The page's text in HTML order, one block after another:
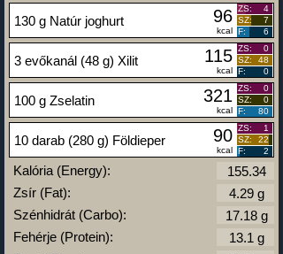
130 g Natúr joghurt 96
kcal
ZS:
4
SZ:
7
F:
6
3 evőkanál (48 g) Xilit 115
kcal
ZS:
0
SZ:
48
F:
0
100 g Zselatin 321
kcal
ZS:
0
SZ:
0
F:
80
10 darab (280 g) Földieper 90
kcal
ZS:
1
SZ:
22
F:
2
Kalória (Energy):
Zsír (Fat):
Szénhidrát (Carbo):
Fehérje (Protein):